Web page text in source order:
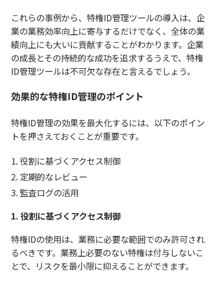
これらの事例から、特権ID管理ツールの導入は、企
業の業務効率向上に寄与するだけでなく、全体の業
績向上にも大いに貢献することがわかります。企業
の成長とその持続的な成功を追求するうえで、特権
ID管理ツールは不可欠な存在と言えるでしょう。
効果的な特権ID管理のポイント
特権ID管理の効果を最大化するには、以下のポイン
トを押さえておくことが重要です。
役割に基づくアクセス制御
定期的なレビュー
監査ログの活用
1. 役割に基づくアクセス制御
特権IDの使用は、業務に必要な範囲でのみ許可され
るべきです。業務上必要のない特権は付与しないこ
とで、リスクを最小限に抑えることができます。